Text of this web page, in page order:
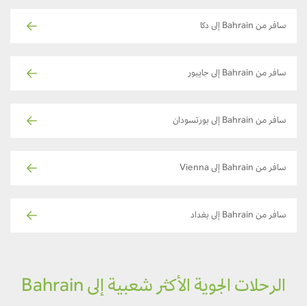
سافر من Bahrain إلى دكا
سافر من Bahrain إلى جايبور
سافر من Bahrain إلى بورتسودان
سافر من Bahrain إلى Vienna
سافر من Bahrain إلى بغداد
الرحلات الجوية الأكثر شعبية إلى Bahrain